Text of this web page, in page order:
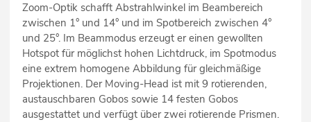
Zoom-Optik schafft Abstrahlwinkel im Beambereich
zwischen 1° und 14° und im Spotbereich zwischen 4°
und 25°. Im Beammodus erzeugt er einen gewollten
Hotspot für möglichst hohen Lichtdruck, im Spotmodus
eine extrem homogene Abbildung für gleichmäßige
Projektionen. Der Moving-Head ist mit 9 rotierenden,
austauschbaren Gobos sowie 14 festen Gobos
ausgestattet und verfügt über zwei rotierende Prismen.